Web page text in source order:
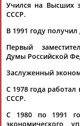
АББАТЕ-
БУЛАТОВА
Учился на Высших
СССР.
В 1991 году
Первый
Думы Российской
Заслуженный
С 1978 года
СССР.
С 1980 по 1991
экономического